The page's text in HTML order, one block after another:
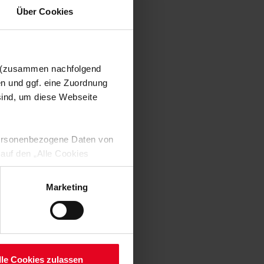
Über Cookies
nachfolgend
und ggf. eine Zuordnung
um diese Webseite
Daten von
den „Alle Cookies
Verarbeitung Ihrer
Art. 6 Abs. 1 lit. a DSGVO
Ihre etwaig erteilten
Marketing
Cookies zulassen